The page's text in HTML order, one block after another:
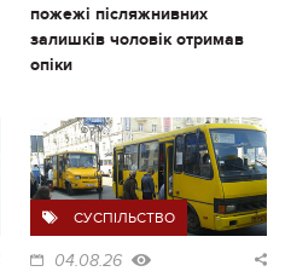
пожежі післяжнивних
залишків чоловік отримав
опіки
СУСПІЛЬСТВО
04.08.26